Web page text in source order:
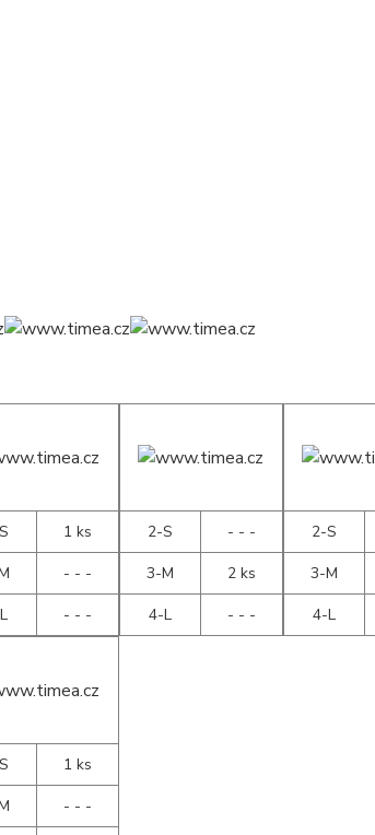
1 ks
- - -
- - -
2-S
- - -
3-M
2 ks
4-L
- - -
2-S
3-M
4-L
1 ks
- - -